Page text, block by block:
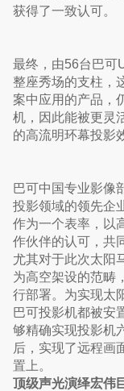
获得了一致认可。
最终，由56台巴可
整座秀场的支柱，
案中应用的产品，
机，因此能被更灵
的高流明环幕投影
巴可中国专业影像
投影领域的领先企
作为一个表率，以
作伙伴的认可，共
尤其对于此次太阳
为高空架设的范畴
行部署。为实现太
巴可投影机都被安
够精确实现投影机
后，实现了远程画
置上。
顶级声光演绎宏伟